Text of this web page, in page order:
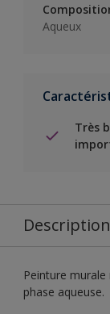
Aqueux
Très
Peinture
phase aqueuse.